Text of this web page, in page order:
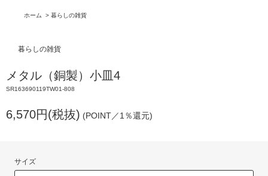
ホーム > 暮らしの雑貨
暮らしの雑貨
メタル（銅製）小皿4
SR163690119TW01-808
6,570円(税抜) (POINT／1％還元)
サイズ